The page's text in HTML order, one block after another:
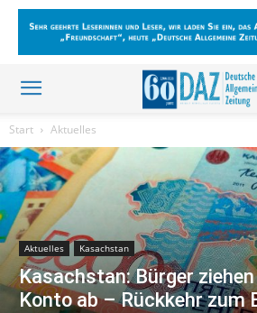
Start Aktuelles
Aktuelles Kasachstan
Kasachstan: Bürger
Konto ab – Rückkehr zum